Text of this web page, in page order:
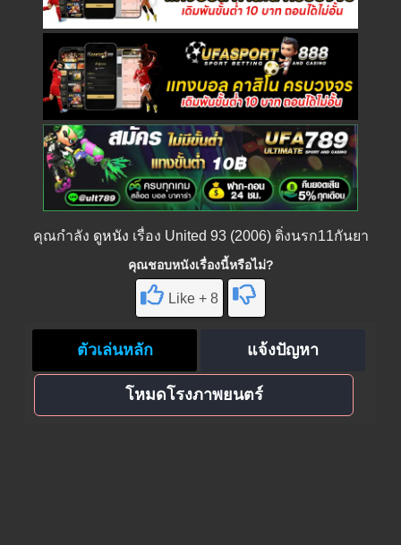
คุณกำลัง ดูหนัง เรื่อง United 93 (2006) ดิ่งนรก11กันยา
คุณชอบหนังเรื่องนี้หรือไม่?
Like + 8
ตัวเล่นหลัก แจ้งปัญหา
โหมดโรงภาพยนตร์